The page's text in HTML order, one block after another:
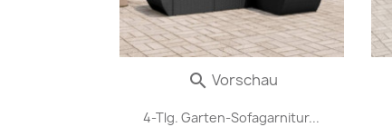
4-Tlg. Garten-Sofagarnitur...
 Vorschau